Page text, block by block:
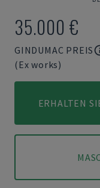
35.000 €
GINDUMAC PREIS
(Ex works)
ERHALTEN